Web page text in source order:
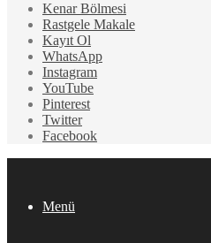
Kenar Bölmesi
Rastgele Makale
Kayıt Ol
WhatsApp
Instagram
YouTube
Pinterest
Twitter
Facebook
Menü